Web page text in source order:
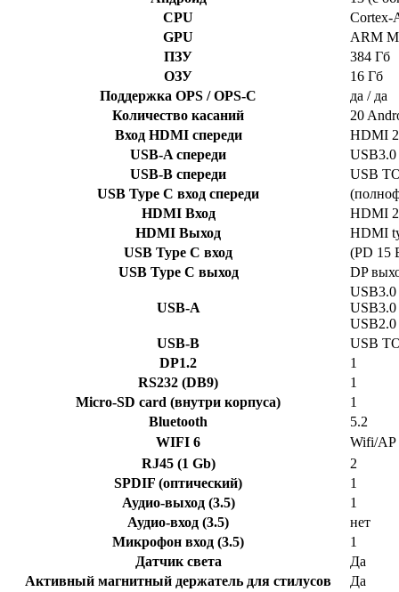
CPU
Cortex-
GPU
ARM
ПЗУ
384 Гб
ОЗУ
16 Гб
Поддержка OPS / OPS-C
да / да
Количество касаний
20
Вход HDMI спереди
HDMI
USB-A спереди
USB3.0
USB-B спереди
USB
USB Type C вход спереди
HDMI Вход
HDMI
HDMI Выход
HDMI
USB Type C вход
(PD 15
USB Type C выход
DP
USB-A
USB3.0
USB2.0
USB-B
USB
DP1.2
1
RS232 (DB9)
1
Micro-SD card (внутри корпуса)
1
Bluetooth
5.2
WIFI 6
Wifi/AP
RJ45 (1 Gb)
2
SPDIF (оптический)
1
Аудио-выход (3.5)
1
Аудио-вход (3.5)
нет
Микрофон вход (3.5)
1
Датчик света
Да
Активный магнитный держатель для стилусов
Да